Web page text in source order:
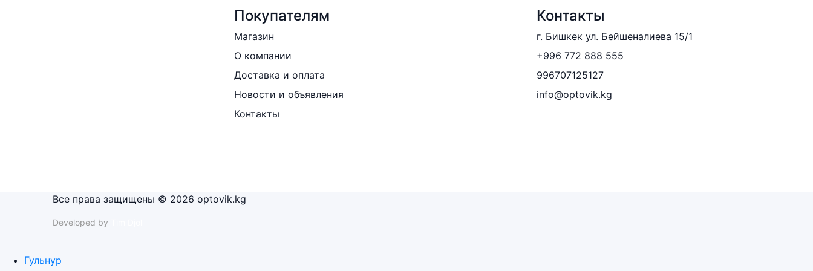
Покупателям
Магазин
О компании
Доставка и оплата
Новости и объявления
Контакты
Контакты
г. Бишкек ул. Бейшеналиева 15/1
+996 772 888 555
996707125127
info@optovik.kg
Все права защищены © 2026 optovik.kg
Developed by
Гульнур